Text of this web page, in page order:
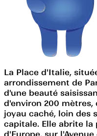
La Place d'Italie,
arrondissement de
d'une beauté
d'environ 200
joyau caché, loin des
capitale. Elle abrite la
d'Europe, sur